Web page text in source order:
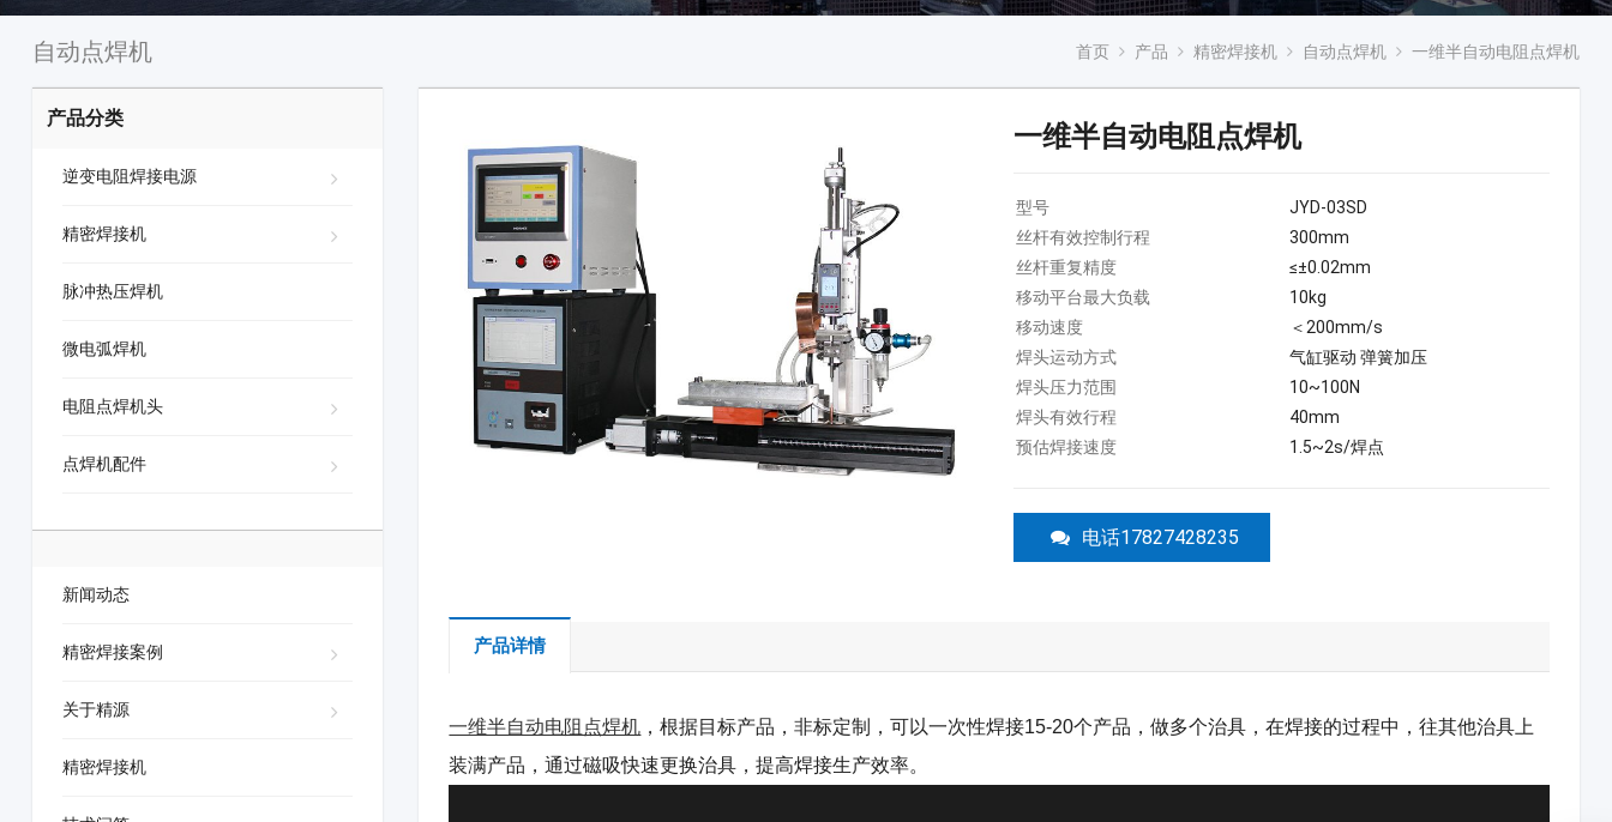
自动点焊机 首页 产品 精密焊接机 自动点焊机 一维半自动电阻点焊机
一维半自动电阻点焊机
型号
JYD-03SD
丝杆有效控制行程
300mm
丝杆重复精度
≤±0.02mm
移动平台最大负载
10kg
移动速度
＜200mm/s
焊头运动方式
气缸驱动 弹簧加压
焊头压力范围
10~100N
焊头有效行程
40mm
预估焊接速度
1.5~2s/焊点
电话17827428235
产品详情
一维半自动电阻点焊机 ，根据目标产品，非标定制，可以一次性焊接15-20个产品，做多个治具，在焊接的过程中，往其他治具上
装满产品，通过磁吸快速更换治具，提高焊接生产效率。
产品分类
逆变电阻焊接电源
精密焊接机
脉冲热压焊机
微电弧焊机
电阻点焊机头
点焊机配件
新闻动态
精密焊接案例
关于精源
精密焊接机